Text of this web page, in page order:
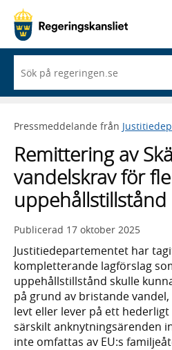
du
börjar
skriva
framträder
lista
med
sökförslag
Pressmeddelande från
Remittering av
vandelskrav för
uppehållstillstånd
Publicerad 17 oktober 2025
Justitiedepartementet har
kompletterande lagförslag
uppehållstillstånd skulle
på grund av bristande
levt eller lever på ett
särskilt anknytningsärenden
inte omfattas av EU:s